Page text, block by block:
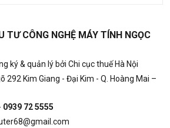
TƯ CÔNG NGHỆ MÁY TÍNH NGỌC
ký & quản lý bởi Chi cục thuế Hà Nội
292 Kim Giang - Đại Kim - Q. Hoàng Mai –
0939 72 5555